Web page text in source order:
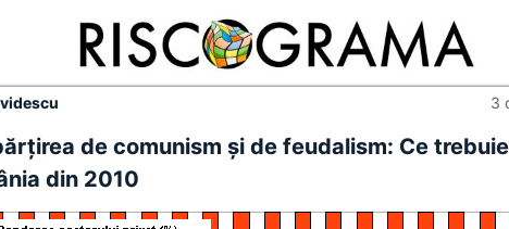
3
de comunism şi de feudalism: Ce
din 2010